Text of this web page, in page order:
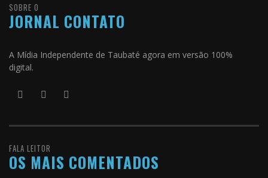
SOBRE O
JORNAL CONTATO
A Mídia Independente de Taubaté agora em versão 100%
digital.
FALA LEITOR
OS MAIS COMENTADOS